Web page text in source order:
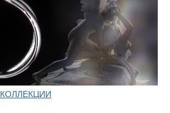
КОЛЛЕКЦИИ